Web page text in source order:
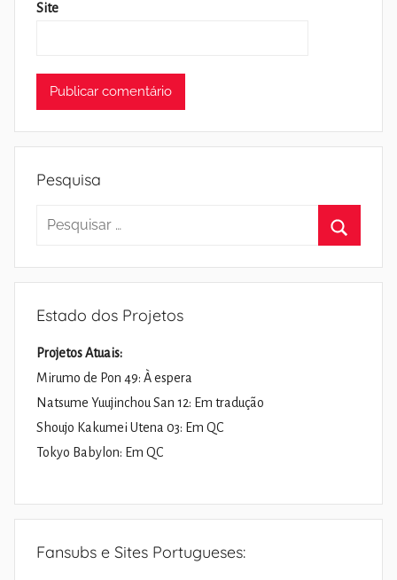
Site
Pesquisa
Pesquisar
Estado dos Projetos
Projetos Atuais:
Mirumo de Pon 49: À espera
Natsume Yuujinchou San 12: Em tradução
Shoujo Kakumei Utena 03: Em QC
Tokyo Babylon: Em QC
Fansubs e Sites Portugueses: